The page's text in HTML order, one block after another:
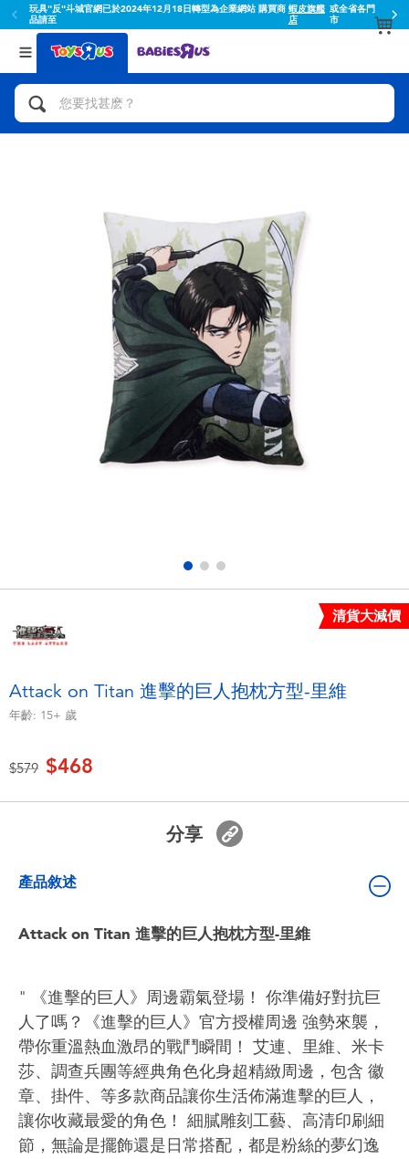
玩具"反"斗城官網已於2024年12月18日轉型為企業網站 購買商
品請至
蝦皮旗艦
店
或全省各門
市
返回
分類目錄
人氣英雄,角色扮演,射擊玩具
拼砌組合及樂高LEGO
玩具車,貨車,火車及遙控系列
手工藝,文具,蠟筆,泥膠,畫板
娃娃, 芭比,收藏公仔
電子玩具
遊戲及拼圖系列
派對用品
電池
任天堂 Switch
盲盒
角色收藏
生活雜貨
返回
品牌
Toy Story玩具總動員
52TOYS
Fuggler
Miniso名創優品
playpop
LEGO樂高
Barbie芭比
NERF熱火 清貨大減價
Attack on Titan 進擊的巨人抱枕方型-里維
年齡: 15+ 歲
價格從
$579至$468
分享
產品敘述
Attack on Titan 進擊的巨人抱枕方型-里維
" 《進擊的巨人》周邊霸氣登場！ 你準備好對抗巨
人了嗎？《進擊的巨人》官方授權周邊 強勢來襲，
帶你重溫熱血激昂的戰鬥瞬間！ 艾連、里維、米卡
莎、調查兵團等經典角色化身超精緻周邊，包含 徽
章、掛件、等多款商品讓你生活佈滿進擊的巨人，
讓你收藏最愛的角色！ 細膩雕刻工藝、高清印刷細
節，無論是擺飾還是日常搭配，都是粉絲的夢幻逸